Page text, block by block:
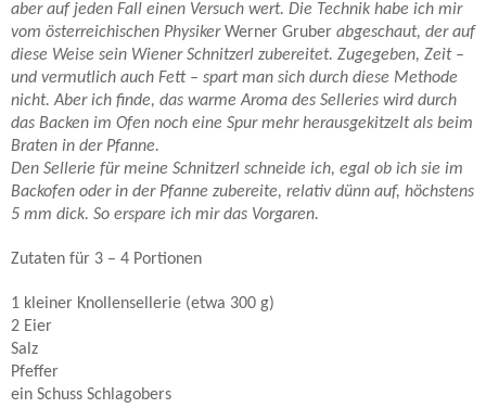
aber auf jeden Fall einen Versuch wert. Die Technik habe ich mir
vom österreichischen PhysikerWerner Gruber abgeschaut, der auf
diese Weise sein Wiener Schnitzerl zubereitet. Zugegeben, Zeit –
und vermutlich auch Fett – spart man sich durch diese Methode
nicht. Aber ich finde, das warme Aroma des Selleries wird durch
das Backen im Ofen noch eine Spur mehr herausgekitzelt als beim
Braten in der Pfanne.
Den Sellerie für meine Schnitzerl schneide ich, egal ob ich sie im
Backofen oder in der Pfanne zubereite, relativ dünn auf, höchstens
5 mm dick. So erspare ich mir das Vorgaren.
Zutaten für 3 – 4 Portionen
1 kleiner Knollensellerie (etwa 300 g)
2 Eier
Salz
Pfeffer
ein Schuss Schlagobers